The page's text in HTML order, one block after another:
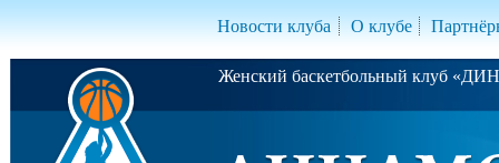
Новости клуба О клубе
Женский баскетбольный клуб